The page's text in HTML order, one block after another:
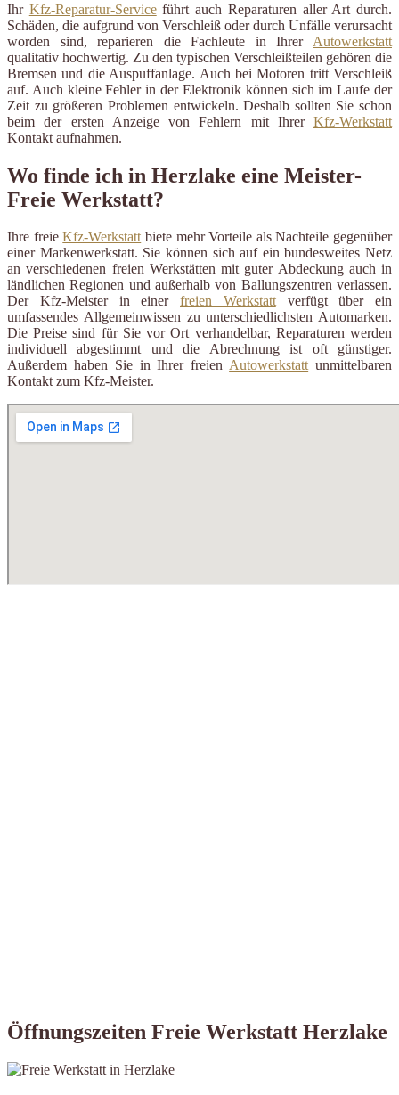
Ihr Kfz-Reparatur-Serviceführt auch Reparaturen aller Art durch.
Schäden, die aufgrund von Verschleiß oder durch Unfälle verursacht
worden sind, reparieren die Fachleute in Ihrer Autowerkstatt
qualitativ hochwertig. Zu den typischen Verschleißteilen gehören die
Bremsen und die Auspuffanlage. Auch bei Motoren tritt Verschleiß
auf. Auch kleine Fehler in der Elektronik können sich im Laufe der
Zeit zu größeren Problemen entwickeln. Deshalb sollten Sie schon
beim der ersten Anzeige von Fehlern mit Ihrer Kfz-Werkstatt
Kontakt aufnahmen.
Wo finde ich in Herzlake eine Meister-
Freie Werkstatt?
Ihre freieKfz-Werkstattbiete mehr Vorteile als Nachteile gegenüber
einer Markenwerkstatt. Sie können sich auf ein bundesweites Netz
an verschiedenen freien Werkstätten mit guter Abdeckung auch in
ländlichen Regionen und außerhalb von Ballungszentren verlassen.
Der Kfz-Meister in einer freien Werkstattverfügt über ein
umfassendes Allgemeinwissen zu unterschiedlichsten Automarken.
Die Preise sind für Sie vor Ort verhandelbar, Reparaturen werden
individuell abgestimmt und die Abrechnung ist oft günstiger.
Außerdem haben Sie in Ihrer freienAutowerkstattunmittelbaren
Kontakt zum Kfz-Meister.
Öffnungszeiten Freie Werkstatt Herzlake